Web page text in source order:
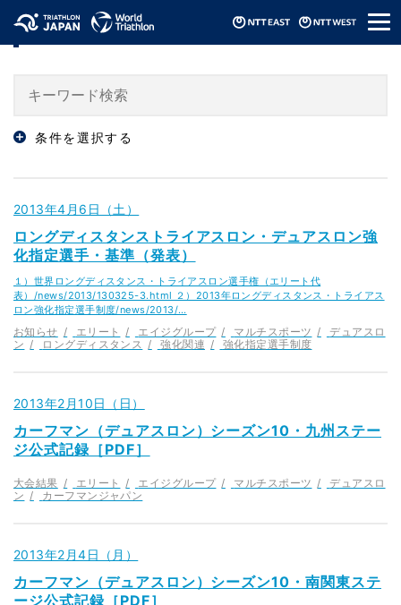
メ
ニ
「デュアスロン」のニュース
条件を選択する
2013年4月6日（土）
ロングディスタンストライアスロン・デュアスロン強
化指定選手・基準（発表）
１）世界ロングディスタンス・トライアスロン選手権（エリート代
表）/news/2013/130325-3.html ２）2013年ロングディスタンス・トライアス
ロン強化指定選手制度/news/2013/…
お知らせ エリート エイジグループ マルチスポーツ
デュアスロ
ン
ロングディスタンス 強化関連 強化指定選手制度
2013年2月10日（日）
カーフマン（デュアスロン）シーズン10・九州ステー
ジ公式記録［PDF］
大会結果 エリート エイジグループ マルチスポーツ
デュアスロ
ン
カーフマンジャパン
2013年2月4日（月）
カーフマン（デュアスロン）シーズン10・南関東ステ
ージ公式記録［PDF］